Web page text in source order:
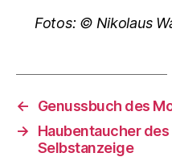
Fotos: © Nikolaus
←
Genussbuch des
→
Haubentaucher des
Selbstanzeige